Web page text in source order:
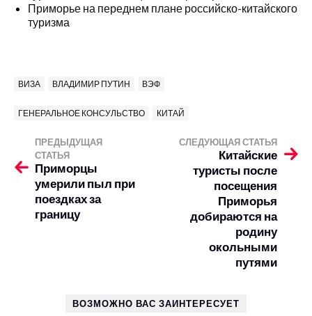
Приморье на переднем плане российско-китайского
туризма
ВИЗА ВЛАДИМИР ПУТИН ВЭФ
ГЕНЕРАЛЬНОЕ КОНСУЛЬСТВО КИТАЙ
ПРЕДЫДУЩАЯ
СТАТЬЯ
Приморцы
умерили пыл при
поездках за
границу
СЛЕДУЮЩАЯ СТАТЬЯ
Китайские
туристы после
посещения
Приморья
добираются на
родину
окольными
путями
ВОЗМОЖНО ВАС ЗАИНТЕРЕСУЕТ